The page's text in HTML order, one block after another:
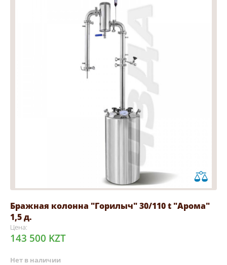
Бражная колонна "Горилыч" 30/110 t "Арома"
1,5 д.
Цена:
143 500 KZT
Нет в наличии